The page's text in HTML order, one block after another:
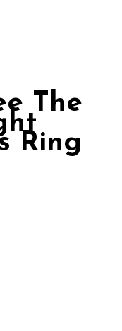
The
Ring